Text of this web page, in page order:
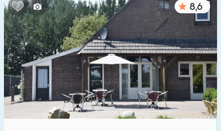
Kinderfreundlich
Kindermöbel 9
Eingezäunter Garten
Spielgeräte im Garten 2
Hallenbad 0
Freibad 0
8,6